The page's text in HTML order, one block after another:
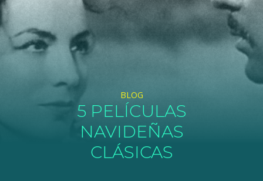
BLOG
5 PELÍCULAS
NAVIDEÑAS
CLÁSICAS